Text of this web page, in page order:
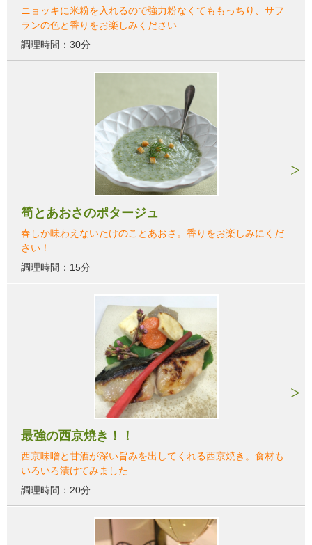
ニョッキに米粉を入れるので強力粉なくてももっちり、サフ
ランの色と香りをお楽しみください
調理時間：30分
筍とあおさのポタージュ
春しか味わえないたけのことあおさ。香りをお楽しみにくだ
さい！
調理時間：15分
最強の西京焼き！！
西京味噌と甘酒が深い旨みを出してくれる西京焼き。食材も
いろいろ漬けてみました
調理時間：20分